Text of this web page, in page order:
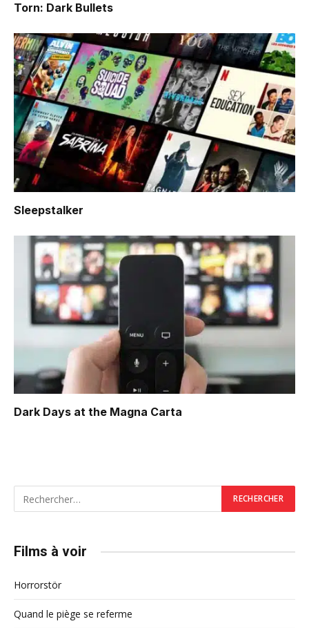
Torn: Dark Bullets
Sleepstalker
Dark Days at the Magna Carta
Films à voir
Horrorstör
Quand le piège se referme